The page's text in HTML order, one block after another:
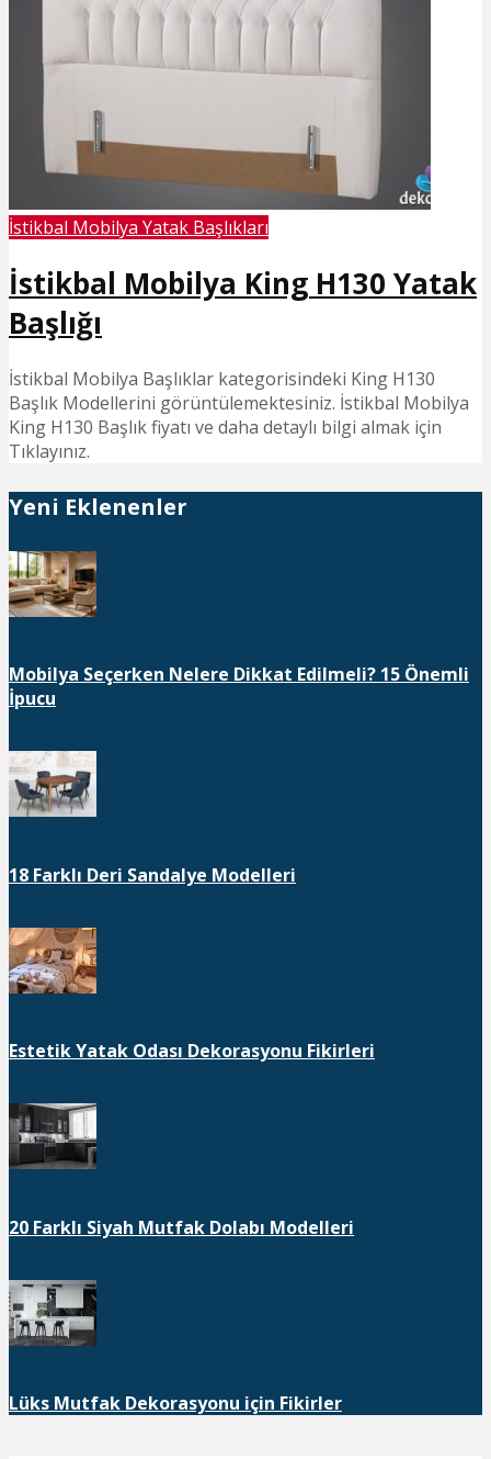
İstikbal Mobilya Yatak Başlıkları
İstikbal Mobilya King H130 Yatak
Başlığı
İstikbal Mobilya Başlıklar kategorisindeki King H130
Başlık Modellerini görüntülemektesiniz. İstikbal Mobilya
King H130 Başlık fiyatı ve daha detaylı bilgi almak için
Tıklayınız.
Yeni Eklenenler
Mobilya Seçerken Nelere Dikkat Edilmeli? 15 Önemli
İpucu
18 Farklı Deri Sandalye Modelleri
Estetik Yatak Odası Dekorasyonu Fikirleri
20 Farklı Siyah Mutfak Dolabı Modelleri
Lüks Mutfak Dekorasyonu için Fikirler